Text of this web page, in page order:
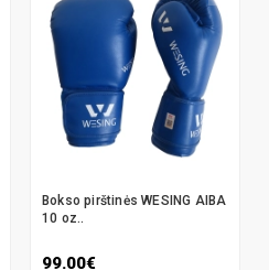
Bokso pirštinės WESING AIBA
10 oz..
99.00€